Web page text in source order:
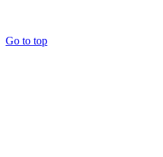
Go to top